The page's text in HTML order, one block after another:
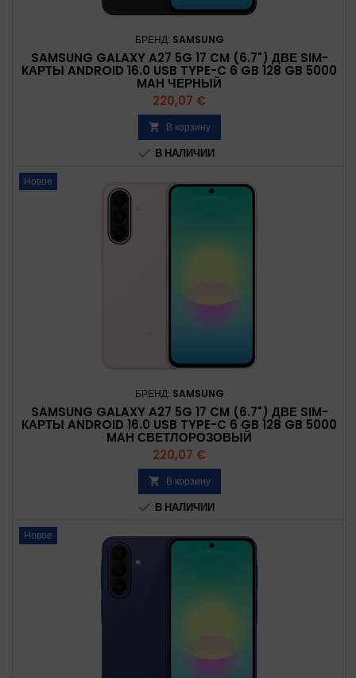
БРЕНД: SAMSUNG
SAMSUNG GALAXY A27 5G 17 CM (6.7") ДВЕ SIM-
КАРТЫ ANDROID 16.0 USB TYPE-C 6 GB 128 GB 5000
MAH ЧЕРНЫЙ
Цена
220,07 €
 В корзину
 В НАЛИЧИИ
Новое
БРЕНД: SAMSUNG
SAMSUNG GALAXY A27 5G 17 CM (6.7") ДВЕ SIM-
КАРТЫ ANDROID 16.0 USB TYPE-C 6 GB 128 GB 5000
MAH СВЕТЛОРОЗОВЫЙ
Цена
220,07 €
 В корзину
 В НАЛИЧИИ
Новое